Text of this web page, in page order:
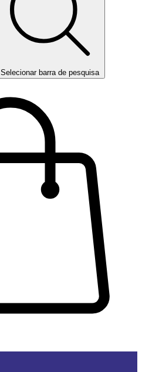
Selecionar barra de pesquisa